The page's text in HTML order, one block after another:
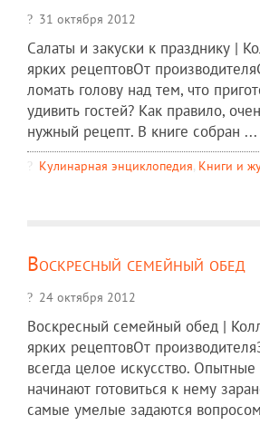
31 октября 2012
Салаты и закуски к празднику |
ярких рецептовОт
ломать голову над тем, что
удивить гостей? Как правило,
нужный рецепт. В книге собран ...
Кулинарная энциклопедия, Книги и
Воскресный семейный обед
24 октября 2012
Воскресный семейный обед |
ярких рецептовОт
всегда целое искусство. Опытные
начинают готовиться к нему
самые умелые задаются